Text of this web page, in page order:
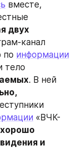
вместе,
двух
канал
по информации
тело
. В ней
«ВЧК-
и